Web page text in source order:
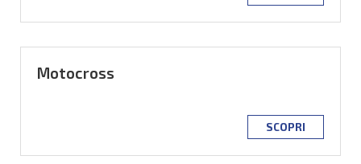
Motocross
SCOPRI